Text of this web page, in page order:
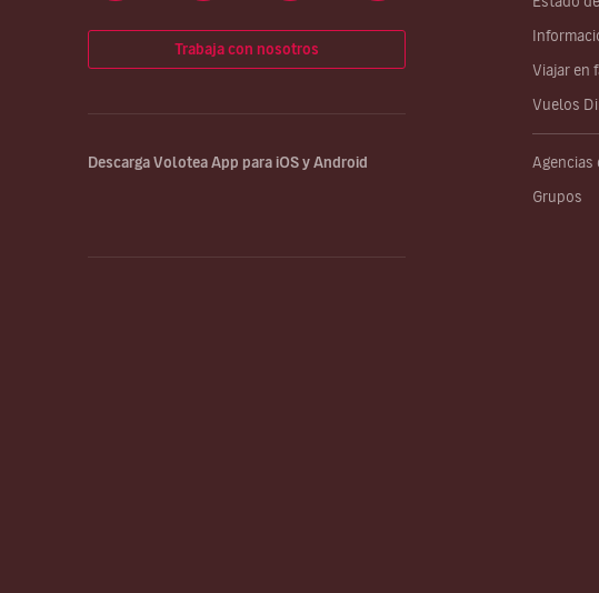
Viajar en
Vuelos
Agencias
Grupos
Trabaja con nosotros
Descarga Volotea App para iOS y Android